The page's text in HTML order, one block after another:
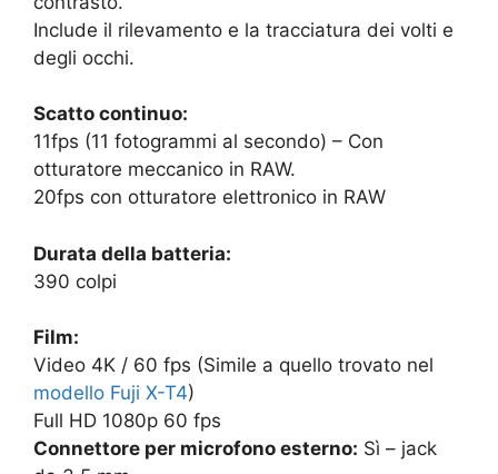
Include il rilevamento e la tracciatura dei volti e
degli occhi.
Scatto continuo:
11fps (11 fotogrammi al secondo) – Con
otturatore meccanico in RAW.
20fps con otturatore elettronico in RAW
Durata della batteria:
390 colpi
Film:
Video 4K / 60 fps (Simile a quello trovato nel
modello Fuji X-T4)
Full HD 1080p 60 fps
Connettore per microfono esterno: Sì – jack